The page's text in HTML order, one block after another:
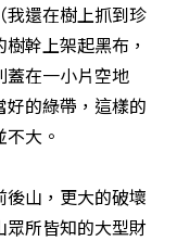
我還在樹上抓到珍
幹上架起黑布，
蓋在一小片空地
的綠帶，這樣的
大。
山，更大的破壞
所皆知的大型財